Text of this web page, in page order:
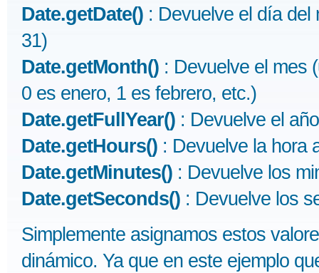
Date.getDate() : Devuelve el día del
31)
Date.getMonth() : Devuelve el mes
0 es enero, 1 es febrero, etc.)
Date.getFullYear() : Devuelve el
Date.getHours() : Devuelve la hora
Date.getMinutes() : Devuelve los
Date.getSeconds() : Devuelve los
Simplemente asignamos estos
dinámico. Ya que en este ejemplo